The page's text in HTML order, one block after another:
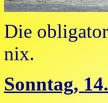
Die
nix.
Sonntag,